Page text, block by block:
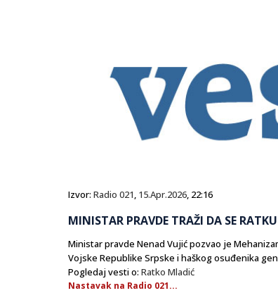
Izvor: Radio 021, 15.Apr.2026, 22:16
MINISTAR PRAVDE TRAŽI DA SE
Ministar pravde Nenad Vujić pozvao je
Vojske Republike Srpske i haškog osuđenika
Pogledaj vesti o: Ratko Mladić
Nastavak na Radio 021...